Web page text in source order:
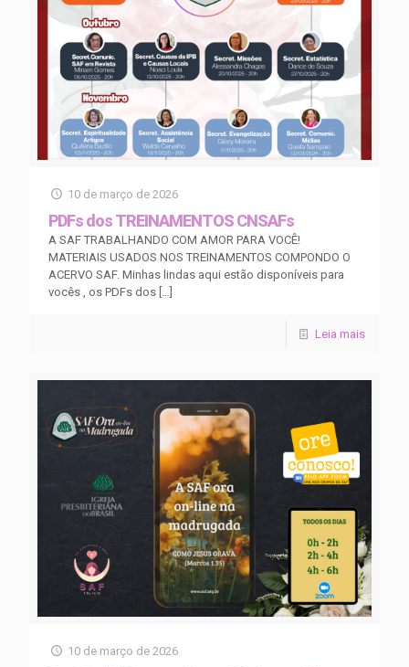
10 de março de 2026
PDFs dos TREINAMENTOS CNSAFs
A SAF TRABALHANDO COM AMOR PARA VOCÊ!
MATERIAIS USADOS NOS TREINAMENTOS COMPONDO O
ACERVO SAF. Minhas lindas aqui estão disponíveis para
vocês , os PDFs dos […]
Leia mais
10 de março de 2026